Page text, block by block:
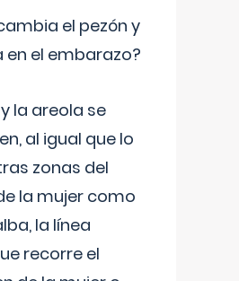
el pezón y
en el embarazo?
la areola se
al igual que lo
zonas del
la mujer como
la línea
recorre el